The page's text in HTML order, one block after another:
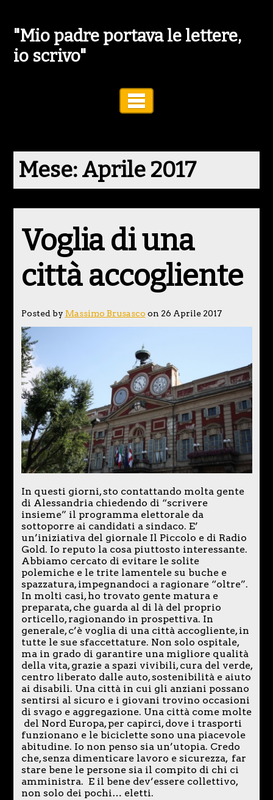
"Mio padre portava le lettere,
io scrivo"
Mese:Aprile 2017
Voglia di una
città accogliente
Posted by Massimo Brusasco on 26 Aprile 2017
In questi giorni, sto contattando molta gente
di Alessandria chiedendo di “scrivere
insieme” il programma elettorale da
sottoporre ai candidati a sindaco. E’
un’iniziativa del giornale Il Piccolo e di Radio
Gold. Io reputo la cosa piuttosto interessante.
Abbiamo cercato di evitare le solite
polemiche e le trite lamentele su buche e
spazzatura, impegnandoci a ragionare “oltre”.
In molti casi, ho trovato gente matura e
preparata, che guarda al di là del proprio
orticello, ragionando in prospettiva. In
generale, c’è voglia di una città accogliente, in
tutte le sue sfaccettature. Non solo ospitale,
ma in grado di garantire una migliore qualità
della vita, grazie a spazi vivibili, cura del verde,
centro liberato dalle auto, sostenibilità e aiuto
ai disabili. Una città in cui gli anziani possano
sentirsi al sicuro e i giovani trovino occasioni
di svago e aggregazione. Una città come molte
del Nord Europa, per capirci, dove i trasporti
funzionano e le biciclette sono una piacevole
abitudine. Io non penso sia un’utopia. Credo
che, senza dimenticare lavoro e sicurezza, far
stare bene le persone sia il compito di chi ci
amministra. E il bene dev’essere collettivo,
non solo dei pochi… eletti.